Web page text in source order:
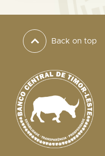
Back on top